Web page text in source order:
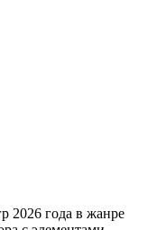
2026 года в жанре